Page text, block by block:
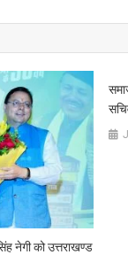
नेगी को उत्तराखण्ड